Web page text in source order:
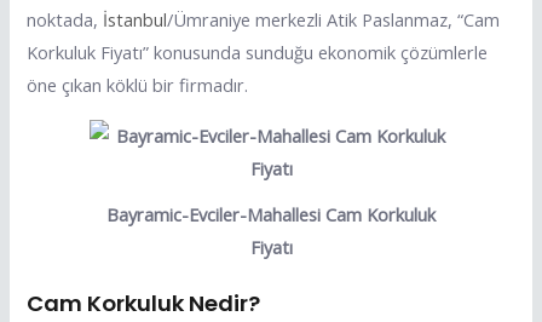
noktada, İstanbul/Ümraniye merkezli Atik Paslanmaz, “Cam
Korkuluk Fiyatı” konusunda sunduğu ekonomik çözümlerle
öne çıkan köklü bir firmadır.
Bayramic-Evciler-Mahallesi Cam Korkuluk
Fiyatı
Cam Korkuluk Nedir?